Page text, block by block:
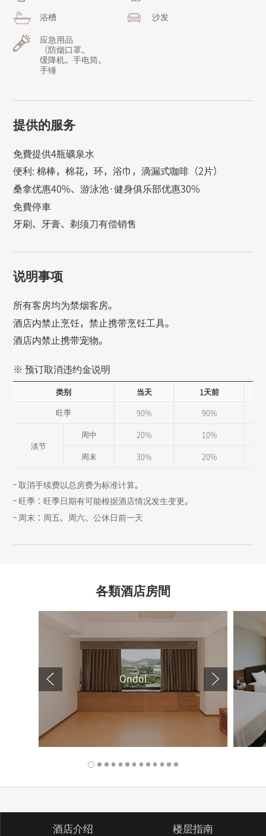
浴槽
沙发
应急用品
（防烟口罩、
缓降机、手电筒、
手锤
提供的服务
免費提供4瓶礦泉水
便利: 棉棒，棉花，环，浴巾，滴漏式咖啡（2片）
桑拿优惠40%、游泳池·健身俱乐部优惠30%
免費停車
牙刷、牙膏、剃须刀有偿销售
说明事项
所有客房均为禁烟客房。
酒店内禁止烹饪，禁止携带烹饪工具。
酒店内禁止携带宠物。
※ 预订取消违约金说明
类别 当天
1天前
旺季
90% 90%
淡节
周中 20%
10%
周末
30% 20%
取消手续费以总房费为标准计算。
旺季：旺季日期有可能根据酒店情况发生变更。
周末：周五、周六、公休日前一天
各類酒店房間
Ondol
酒店介绍 楼层指南